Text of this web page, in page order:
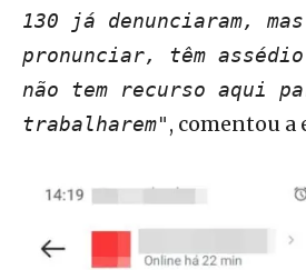
130 já denunciaram,
pronunciar, têm
não tem recurso aqui
trabalharem", comentou a